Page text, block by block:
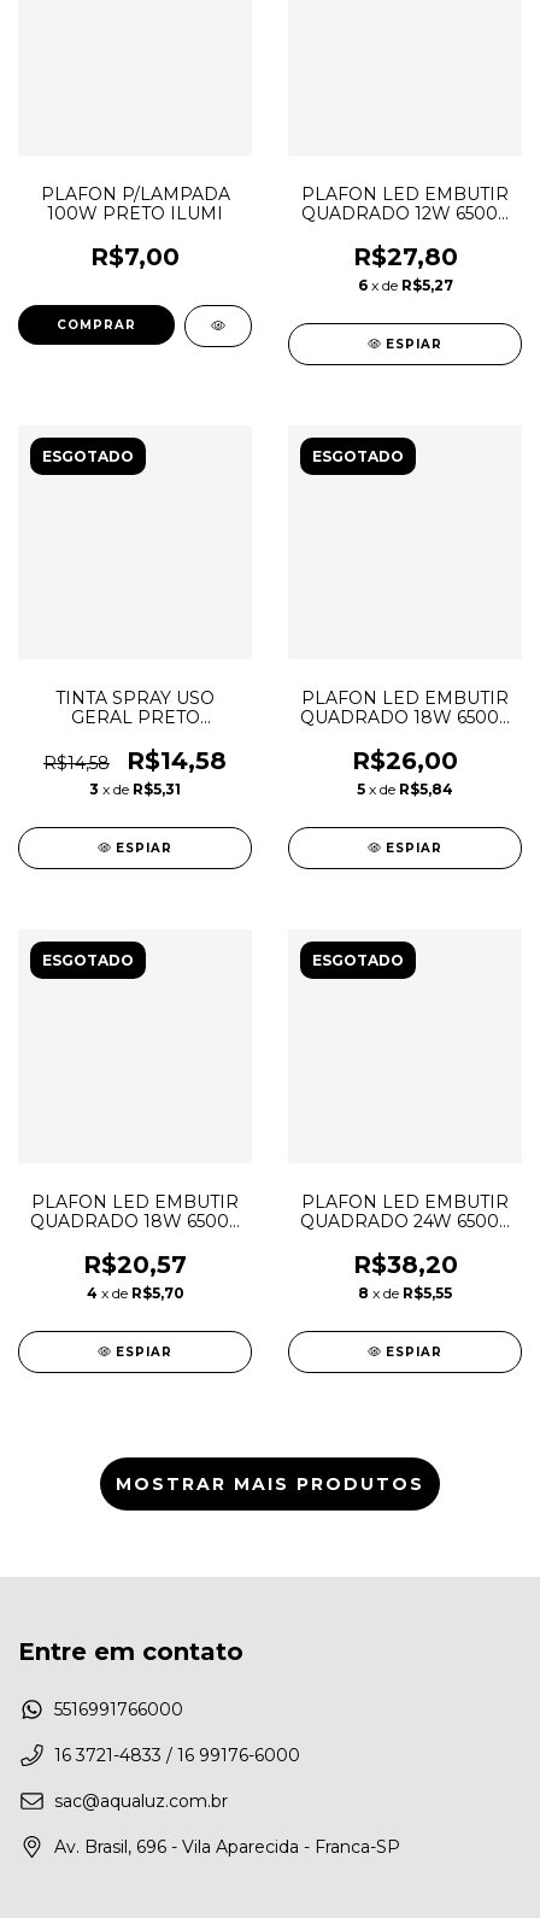
PLAFON P/LAMPADA
100W PRETO ILUMI
R$7,00
PLAFON LED EMBUTIR
QUADRADO 12W 6500K
R$27,80
6 x de R$5,27
ESPIAR
ESGOTADO
TINTA SPRAY USO
GERAL PRETO
- PEG&UZE
R$14,58 R$14,58
3 x de R$5,31
ESPIAR
ESGOTADO
PLAFON LED EMBUTIR
QUADRADO 18W 6500K
R$26,00
5 x de R$5,84
ESPIAR
ESGOTADO
PLAFON LED EMBUTIR
QUADRADO 18W 6500K
R$20,57
4 x de R$5,70
ESPIAR
ESGOTADO
PLAFON LED EMBUTIR
QUADRADO 24W 6500K
R$38,20
8 x de R$5,55
ESPIAR
MOSTRAR MAIS PRODUTOS
Entre em contato
5516991766000
16 3721-4833 / 16 99176-6000
sac@aqualuz.com.br
Av. Brasil, 696 - Vila Aparecida - Franca-SP